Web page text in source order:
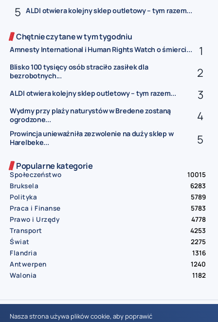
ALDI otwiera kolejny sklep outletowy – tym razem...
Chętnie czytane w tym tygodniu
Amnesty International i Human Rights Watch o śmierci...
Blisko 100 tysięcy osób straciło zasiłek dla
bezrobotnych...
ALDI otwiera kolejny sklep outletowy – tym razem...
Wydmy przy plaży naturystów w Bredene zostaną
ogrodzone...
Prowincja unieważniła zezwolenie na duży sklep w
Harelbeke...
Popularne kategorie
Społeczeństwo
10015
Bruksela
6283
Polityka
5789
Praca i Finanse
5783
Prawo i Urzędy
4778
Transport
4253
Świat
2275
Flandria
1316
Antwerpen
1240
Walonia
1182
© Aktualnosci.be – All Right Reserved 2016-2026
Nasza strona używa plików cookie, aby poprawić